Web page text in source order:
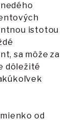
istotou
sa môže za
dôležité
od